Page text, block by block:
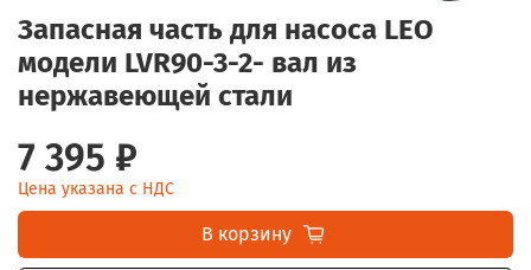
Запасная часть для насоса LEO
модели LVR90-3-2- вал из
нержавеющей стали
7 395 ₽
Цена указана с НДС
В корзину